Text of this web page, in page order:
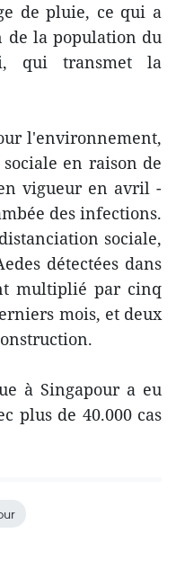
de pluie, ce qui a
de la population du
qui transmet la
l'environnement,
en raison de
vigueur en avril -
des infections.
sociale,
détectées dans
multiplié par cinq
mois, et deux
à Singapour a eu
plus de 40.000 cas